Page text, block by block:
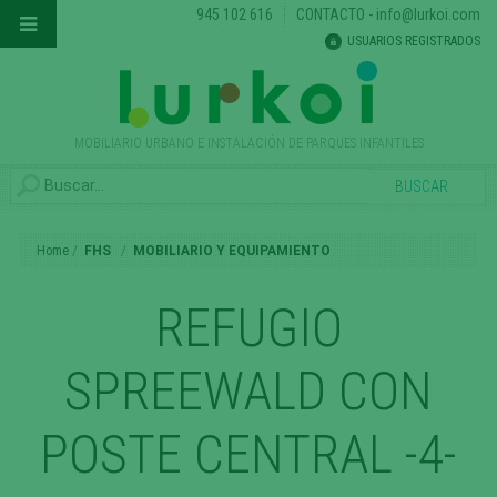
MOBILIARIO URBANO E INSTALACIÓN DE PARQUES INFANTILES
945 102 616 CONTACTO - info@lurkoi.com
USUARIOS REGISTRADOS
Home FHS MOBILIARIO Y EQUIPAMIENTO
REFUGIO
SPREEWALD CON
POSTE CENTRAL -4-